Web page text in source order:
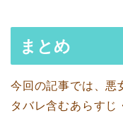
まとめ
今回の記事では、悪
タバレ含むあらすじ